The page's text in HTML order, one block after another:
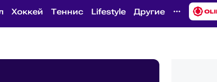
Хоккей Теннис Lifestyle Другие